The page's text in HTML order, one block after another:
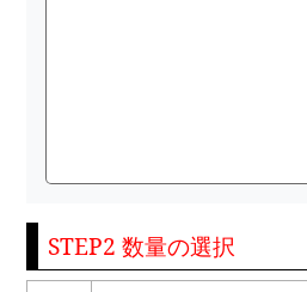
STEP2 数量の選択